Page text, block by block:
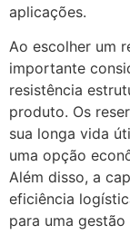
aplicações.
Ao escolher um
importante
resistência
produto. Os
sua longa vida
uma opção
Além disso, a
eficiência
para uma